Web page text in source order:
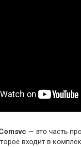
— это часть
входит в